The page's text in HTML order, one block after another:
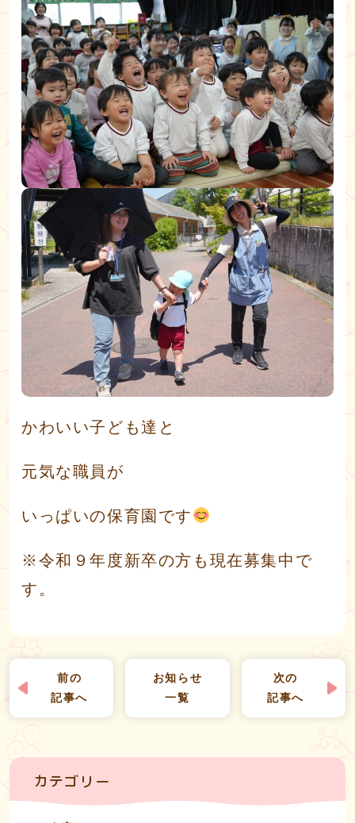
かわいい子ども達と
元気な職員が
いっぱいの保育園です
※令和９年度新卒の方も現在募集中で
す。
前の
記事へ
お知らせ
一覧
次の
記事へ
カテゴリー